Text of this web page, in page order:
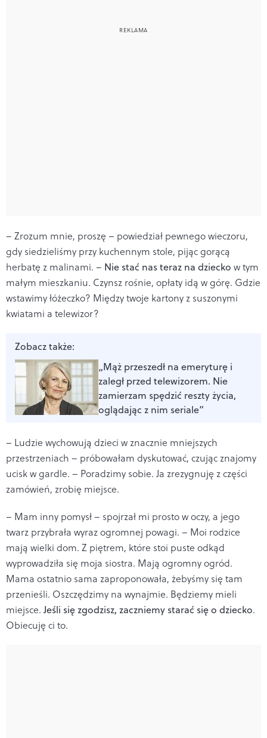
– Zrozum mnie, proszę – powiedział pewnego wieczoru,
gdy siedzieliśmy przy kuchennym stole, pijąc gorącą
herbatę z malinami. – Nie stać nas teraz na dziecko w tym
małym mieszkaniu. Czynsz rośnie, opłaty idą w górę. Gdzie
wstawimy łóżeczko? Między twoje kartony z suszonymi
kwiatami a telewizor?
Zobacz także:
„Mąż przeszedł na emeryturę i
zaległ przed telewizorem. Nie
zamierzam spędzić reszty życia,
oglądając z nim seriale”
– Ludzie wychowują dzieci w znacznie mniejszych
przestrzeniach – próbowałam dyskutować, czując znajomy
ucisk w gardle. – Poradzimy sobie. Ja zrezygnuję z części
zamówień, zrobię miejsce.
– Mam inny pomysł – spojrzał mi prosto w oczy, a jego
twarz przybrała wyraz ogromnej powagi. – Moi rodzice
mają wielki dom. Z piętrem, które stoi puste odkąd
wyprowadziła się moja siostra. Mają ogromny ogród.
Mama ostatnio sama zaproponowała, żebyśmy się tam
przenieśli. Oszczędzimy na wynajmie. Będziemy mieli
miejsce. Jeśli się zgodzisz, zaczniemy starać się o dziecko.
Obiecuję ci to.